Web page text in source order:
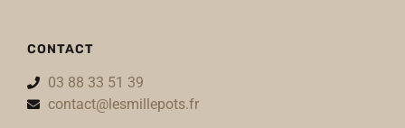
CONTACT
03 88 33 51 39
contact@lesmillepots.fr